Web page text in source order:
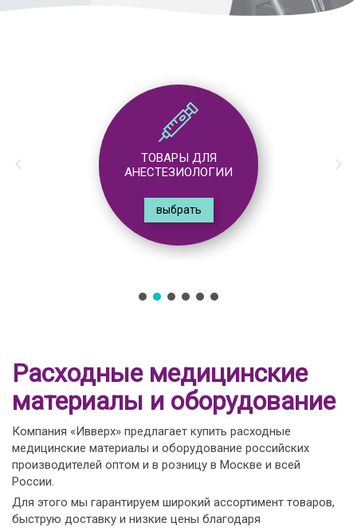
ТОВАРЫ ДЛЯ
АНЕСТЕЗИОЛОГИИ
выбрать
Расходные медицинские
материалы и оборудование
Компания «Ивверх» предлагает купить расходные
медицинские материалы и оборудование российских
производителей оптом и в розницу в Москве и всей
России.
Для этого мы гарантируем широкий ассортимент товаров,
быструю доставку и низкие цены благодаря